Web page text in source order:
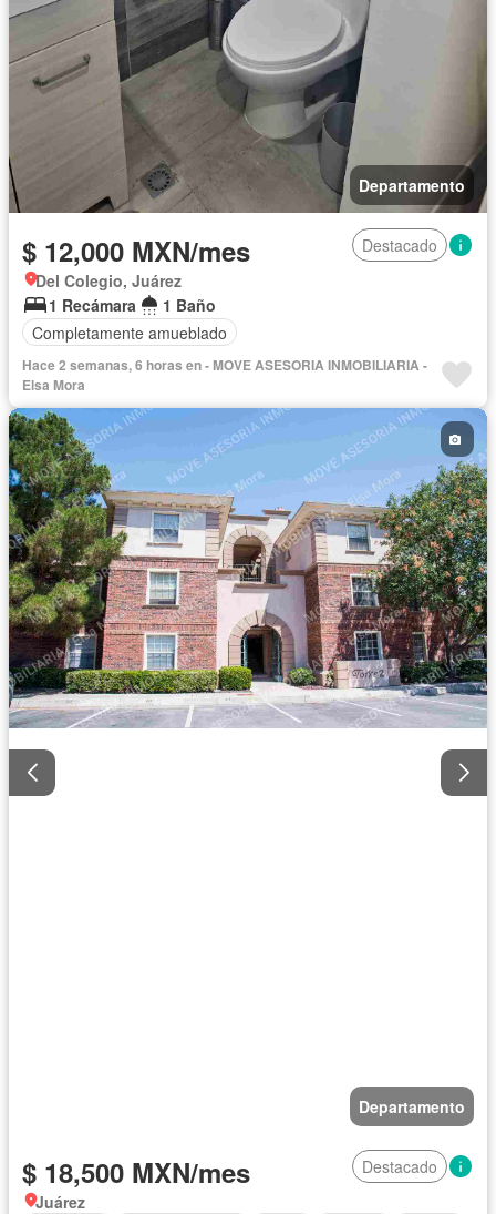
Departamento
$ 12,000 MXN/mes
Destacado
Del Colegio, Juárez
1 Recámara
1 Baño
Completamente amueblado
Hace 2 semanas, 6 horas en - MOVE ASESORIA INMOBILIARIA -
Elsa Mora
Departamento
$ 18,500 MXN/mes
Destacado
Juárez